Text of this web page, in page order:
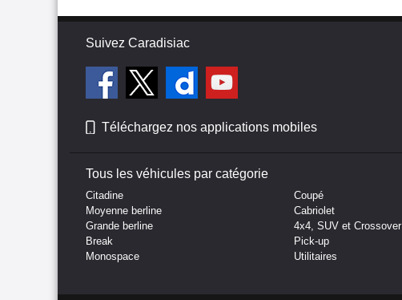
Suivez Caradisiac
Téléchargez nos applications mobiles
Tous les véhicules par catégorie
Citadine
Moyenne berline
Grande berline
Break
Monospace
Coupé
Cabriolet
4x4, SUV et Crossover
Pick-up
Utilitaires